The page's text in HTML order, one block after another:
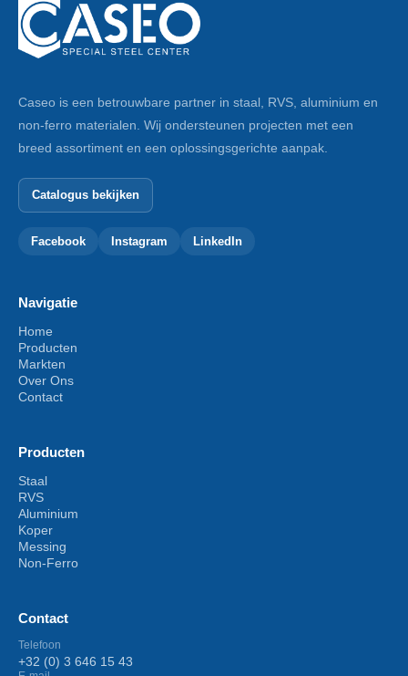
Caseo is een betrouwbare partner in staal, RVS, aluminium en
non-ferro materialen. Wij ondersteunen projecten met een
breed assortiment en een oplossingsgerichte aanpak.
Catalogus bekijken
Facebook Instagram LinkedIn
Navigatie
Home
Producten
Markten
Over Ons
Contact
Producten
Staal
RVS
Aluminium
Koper
Messing
Non-Ferro
Contact
Telefoon
+32 (0) 3 646 15 43